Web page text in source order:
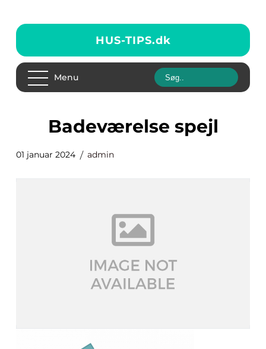
HUS-TIPS.dk
Menu
badeværelse spejl
01 januar 2024 admin